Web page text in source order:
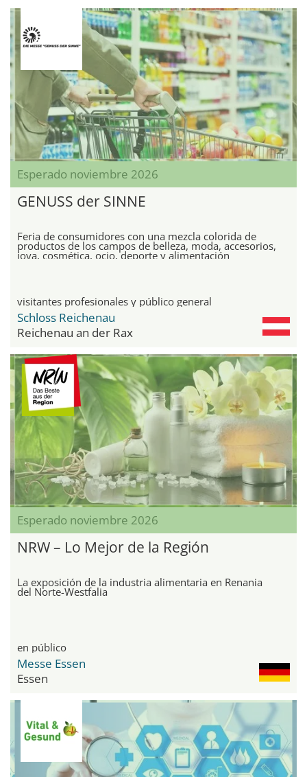
Esperado noviembre 2026
GENUSS der SINNE
Feria de consumidores con una mezcla colorida de
productos de los campos de belleza, moda, accesorios,
joya, cosmética, ocio, deporte y alimentación
visitantes profesionales y público general
Schloss Reichenau
Reichenau an der Rax
Esperado noviembre 2026
NRW – Lo Mejor de la Región
La exposición de la industria alimentaria en Renania
del Norte-Westfalia
en público
Messe Essen
Essen